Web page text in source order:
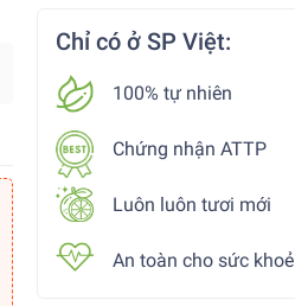
Chỉ có ở SP Việt:
100% tự nhiên
Chứng nhận ATTP
Luôn luôn tươi mới
An toàn cho sức khoẻ